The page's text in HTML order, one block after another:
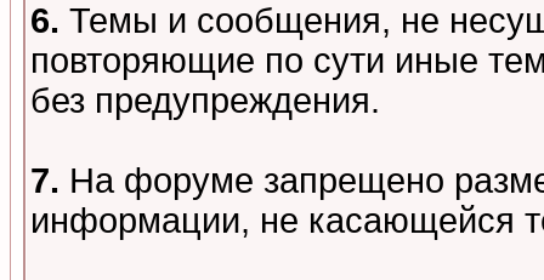
6. Темы и сообщения, не
повторяющие по сути иные
без предупреждения.
7. На форуме запрещено
информации, не касающейся